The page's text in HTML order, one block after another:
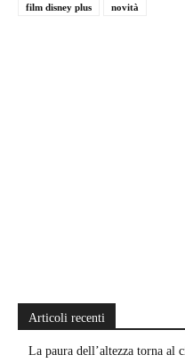
film disney plus
novità
Articoli recenti
La paura dell’altezza torna al